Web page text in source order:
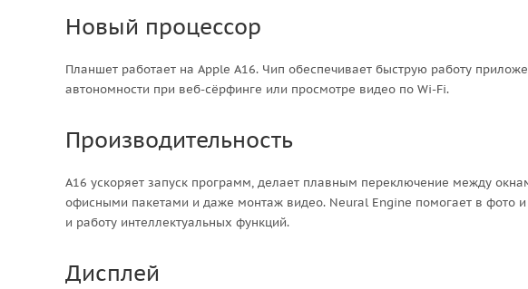
Новый процессор
Планшет работает на Apple A16. Чип обеспечивает быструю работу
автономности при веб-сёрфинге или просмотре видео по Wi-Fi.
Производительность
A16 ускоряет запуск программ, делает плавным переключение между
офисными пакетами и даже монтаж видео. Neural Engine помогает в фото и
и работу интеллектуальных функций.
Дисплей